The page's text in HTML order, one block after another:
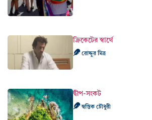
ক্রিকেটের স্বার্থে
রোদ্দুর মিত্র
দ্বীপ-সংকট
স্বস্তিক চৌধুরী